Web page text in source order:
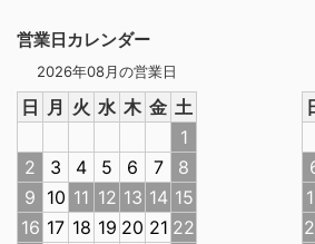
営業日カレンダー
2026年08月の営業日
日 月 火 水 木 金 土
1
2
3 4 5 6 7
8
9 10 11 12 13 14 15
16 17 18 19 20 21 22